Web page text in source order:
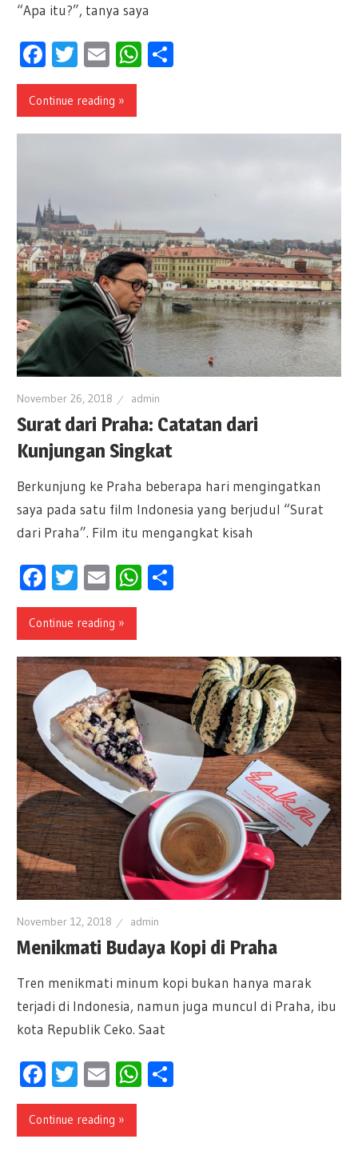
“Apa itu?”, tanya saya
Facebook
Twitter
EmailWhatsApp
Continue reading »
November 26, 2018 admin
Surat dari Praha: Catatan dari
Kunjungan Singkat
Berkunjung ke Praha beberapa hari mengingatkan
saya pada satu film Indonesia yang berjudul “Surat
dari Praha”. Film itu mengangkat kisah
Facebook
Twitter
EmailWhatsApp
Continue reading »
November 12, 2018 admin
Menikmati Budaya Kopi di Praha
Tren menikmati minum kopi bukan hanya marak
terjadi di Indonesia, namun juga muncul di Praha, ibu
kota Republik Ceko. Saat
Facebook
Twitter
EmailWhatsApp
Continue reading »